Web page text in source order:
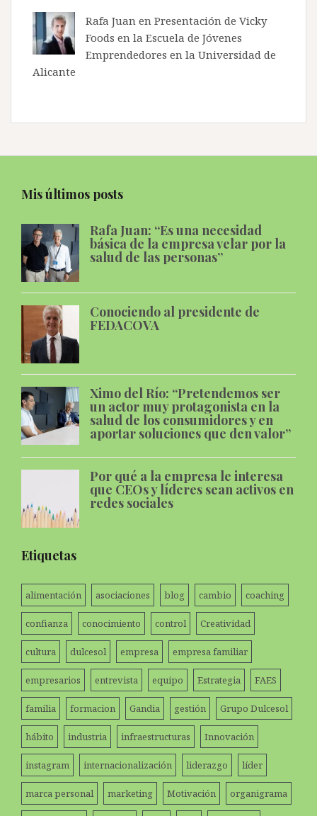
Rafa Juan en Presentación de Vicky
Foods en la Escuela de Jóvenes
Emprendedores en la Universidad de
Alicante
Mis últimos posts
Rafa Juan: “Es una necesidad
básica de la empresa velar por la
salud de las personas”
Conociendo al presidente de
FEDACOVA
Ximo del Río: “Pretendemos ser
un actor muy protagonista en la
salud de los consumidores y en
aportar soluciones que den valor”
Por qué a la empresa le interesa
que CEOs y líderes sean activos en
redes sociales
Etiquetas
alimentación asociaciones blog cambio coaching
confianza conocimiento control Creatividad
cultura dulcesol empresa empresa familiar
empresarios entrevista equipo Estrategia FAES
familia formacion Gandia gestión Grupo Dulcesol
hábito industria infraestructuras Innovación
instagram internacionalización liderazgo líder
marca personal marketing Motivación organigrama